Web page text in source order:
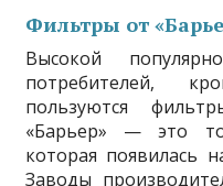
Фильтры от
Высокой
потребителей,
пользуются
«Барьер» — это
которая появилась
Заводы